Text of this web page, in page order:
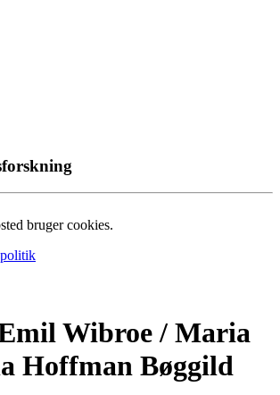
bruger cookies.
Wibroe / Maria
Hoffman Bøggild